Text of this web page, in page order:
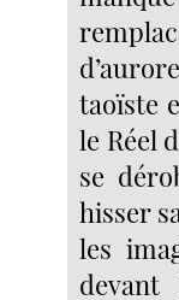
taoïste
le Réel
se
hisser
les